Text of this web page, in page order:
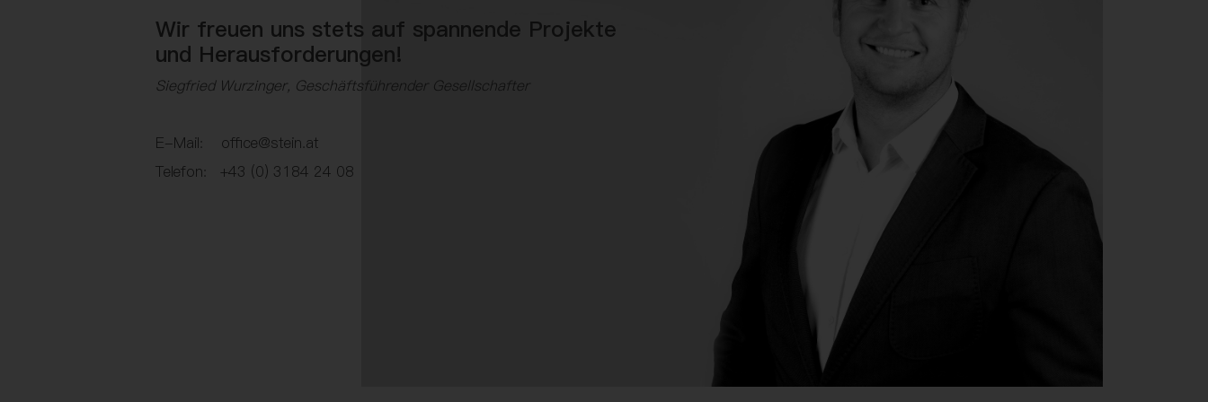
Wir freuen uns stets auf spannende Projekte
und Herausforderungen!
Siegfried Wurzinger, Geschäftsführender Gesellschafter
E-Mail: office@stein.at
Telefon: +43 (0) 3184 24 08